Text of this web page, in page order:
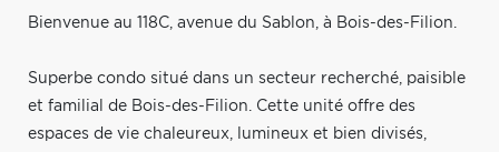
Bienvenue au 118C, avenue du Sablon, à Bois-des-Filion.
Superbe condo situé dans un secteur recherché, paisible
et familial de Bois-des-Filion. Cette unité offre des
espaces de vie chaleureux, lumineux et bien divisés,